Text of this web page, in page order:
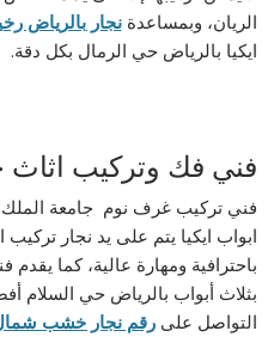
الريان، وبمساعدةنجار بالرياض
ايكيا بالرياض حي الرمال بكل دقة.
فني فك وتركيب
فني تركيب غرف نوم جامعة
ابواب ايكيا يتم على يد نجار تركيب
باحترافية ومهارة عالية، كما
بثلاث أبواب بالرياض حي
التواصل علىرقم نجار خشب